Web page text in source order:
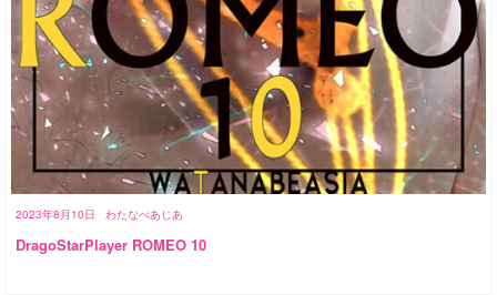
2023年8月10日 わたなべあじあ
DragoStarPlayer ROMEO 10